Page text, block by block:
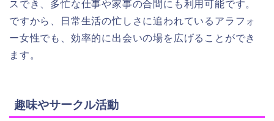
スでき、多忙な仕事や家事の合間にも利用可能です。
ですから、日常生活の忙しさに追われているアラフォ
ー女性でも、効率的に出会いの場を広げることができ
ます。
趣味やサークル活動